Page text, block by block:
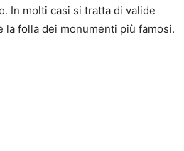
In molti casi si tratta di valide
folla dei monumenti più famosi.